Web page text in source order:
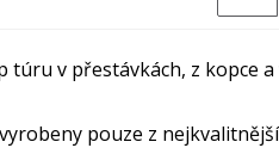
túru v přestávkách, z kopce
pouze z